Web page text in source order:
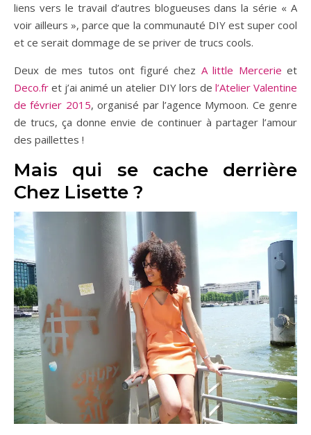
liens vers le travail d’autres blogueuses dans la série « A
voir ailleurs », parce que la communauté DIY est super cool
et ce serait dommage de se priver de trucs cools.
Deux de mes tutos ont figuré chez A little Mercerie et
Deco.fr et j’ai animé un atelier DIY lors de l’Atelier Valentine
de février 2015, organisé par l’agence Mymoon. Ce genre
de trucs, ça donne envie de continuer à partager l’amour
des paillettes !
Mais qui se cache derrière
Chez Lisette ?